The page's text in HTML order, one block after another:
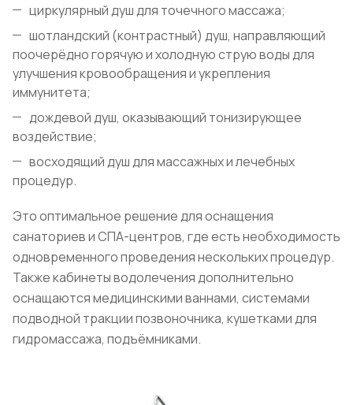
циркулярный душ для точечного массажа;
шотландский (контрастный) душ, направляющий
поочерёдно горячую и холодную струю воды для
улучшения кровообращения и укрепления
иммунитета;
дождевой душ, оказывающий тонизирующее
воздействие;
восходящий душ для массажных и лечебных
процедур.
Это оптимальное решение для оснащения
санаториев и СПА-центров, где есть необходимость
одновременного проведения нескольких процедур.
Также кабинеты водолечения дополнительно
оснащаются медицинскими ваннами, системами
подводной тракции позвоночника, кушетками для
гидромассажа, подъёмниками.